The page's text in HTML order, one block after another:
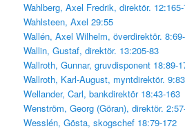
Wahlberg, Axel Fredrik, direktör.
Wahlsteen, Axel 29:55
Wallén, Axel Wilhelm, överdirektör.
Wallin, Gustaf, direktör. 13:205-83
Wallroth, Gunnar, gruvdisponent 18:89-
Wallroth, Karl-August, myntdirektör.
Wellander, Carl, bankdirektör 18:43-163
Wenström, Georg (Göran), direktör.
Wesslén, Gösta, skogschef 18:79-172